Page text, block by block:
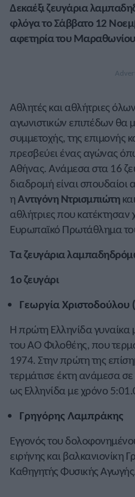
Δεκαέξι ζευγάρια
φλόγα το Σάββατο 12
αφετηρία του
Αθλητές και αθλήτριες
αγωνιστικών επιπέδων θα
συμμετοχής, της επιμονής
πρεσβεύει ένας αγώνας
Αθήνας. Ανάμεσα στα 16
διαδρομή είναι σπουδαίοι
ηΑντιγόνη Ντρισμπιώτη
αθλήτριες που κατέκτησαν
Ευρωπαϊκό Πρωτάθλημα
Τα ζευγάρια
1ο ζευγάρι
Γεωργία
Η πρώτη Ελληνίδα
του ΑΟ Φιλοθέης, που
1974. Στην πρώτη της
τερμάτισε έκτη ανάμεσα σε
ως Ελληνίδα με χρόνο
Γρηγόρης Λαμπράκης
Εγγονός του
ειρήνης και βαλκανιονίκη
Καθηγητής Φυσικής Αγωγής.